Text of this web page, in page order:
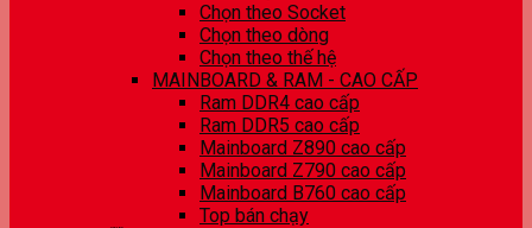
Chọn theo Socket
Chọn theo dòng
Chọn theo thế hệ
MAINBOARD & RAM - CAO CẤP
Ram DDR4 cao cấp
Ram DDR5 cao cấp
Mainboard Z890 cao cấp
Mainboard Z790 cao cấp
Mainboard B760 cao cấp
Top bán chạy